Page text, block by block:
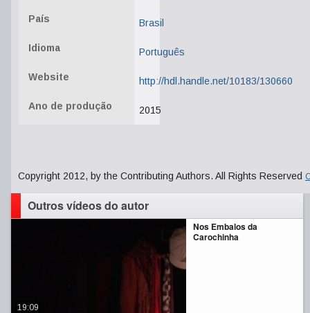
País Brasil
Idioma Português
Website http://hdl.handle.net/10183/130660
Ano de produção 2015
Copyright 2012, by the Contributing Authors. All Rights Reserved
Outros vídeos do autor
Nos Embalos da
Carochinha
19:09